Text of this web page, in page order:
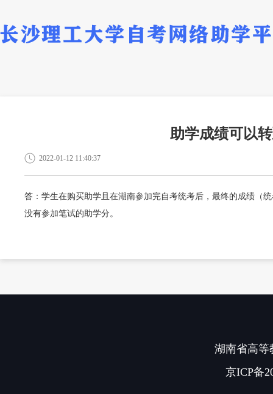
助学成绩可以
2022-01-12 11:40:37
答：学生在购买助学且在湖南参加完自考统考后，最终的成绩（
没有参加笔试的助学分。
湖南省高等
京ICP备